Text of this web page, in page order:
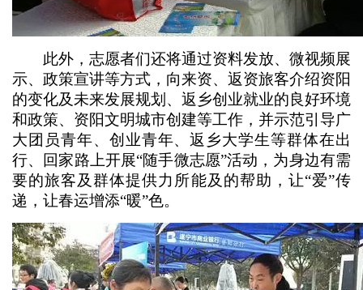
此外，志愿者们还将通过资料发放、微视频展
示、政策宣讲等方式，向来资、返资旅客介绍资阳
的变化及未来发展规划、返乡创业就业的良好环境
和政策、资阳文明城市创建等工作，并示范引导广
大团员青年、创业青年、返乡大学生等群体在出
行、回家路上开展“随手微志愿”活动，为身边有需
要的旅客及群体提供力所能及的帮助，让“爱”传
递，让春运增添“暖”色。